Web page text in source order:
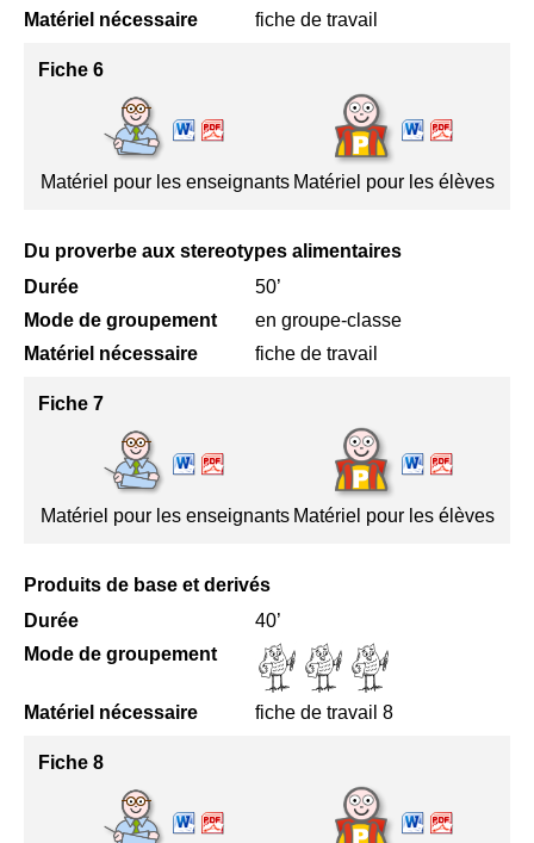
Matériel nécessaire
fiche de travail
Fiche 6
Matériel pour les enseignants Matériel pour les élèves
Du proverbe aux stereotypes alimentaires
Durée
50’
Mode de groupement
en groupe-classe
Matériel nécessaire
fiche de travail
Fiche 7
Matériel pour les enseignants Matériel pour les élèves
Produits de base et derivés
Durée
40’
Mode de groupement
Matériel nécessaire fiche de travail 8
Fiche 8